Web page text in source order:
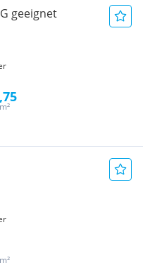
geeignet